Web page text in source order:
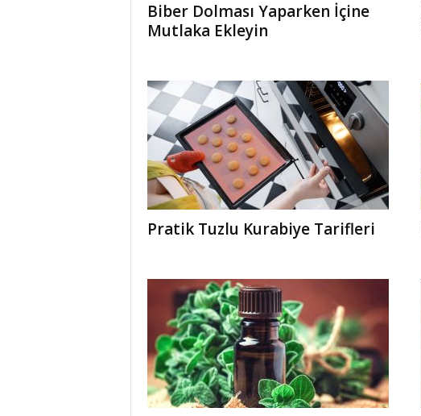
Biber Dolması Yaparken İçine
Mutlaka Ekleyin
Pratik Tuzlu Kurabiye Tarifleri